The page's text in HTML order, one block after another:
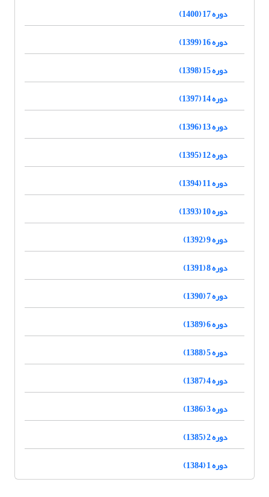
دوره 17 (1400)
دوره 16 (1399)
دوره 15 (1398)
دوره 14 (1397)
دوره 13 (1396)
دوره 12 (1395)
دوره 11 (1394)
دوره 10 (1393)
دوره 9 (1392)
دوره 8 (1391)
دوره 7 (1390)
دوره 6 (1389)
دوره 5 (1388)
دوره 4 (1387)
دوره 3 (1386)
دوره 2 (1385)
دوره 1 (1384)